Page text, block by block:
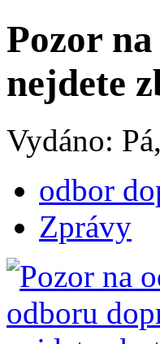
Pozor
nejdete
Vydáno:
odbor
Zprávy